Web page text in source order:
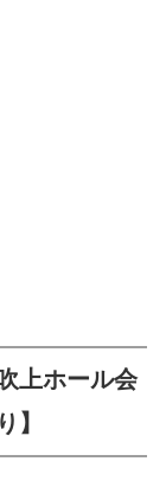
上ホール会
】